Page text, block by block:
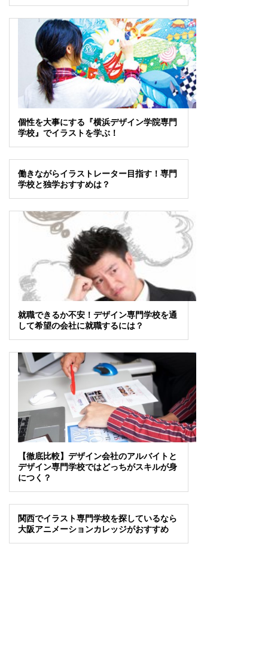
個性を大事にする『横浜デザイン学院専門
学校』でイラストを学ぶ！
働きながらイラストレーター目指す！専門
学校と独学おすすめは？
就職できるか不安！デザイン専門学校を通
して希望の会社に就職するには？
【徹底比較】デザイン会社のアルバイトと
デザイン専門学校ではどっちがスキルが身
につく？
関西でイラスト専門学校を探しているなら
大阪アニメーションカレッジがおすすめ